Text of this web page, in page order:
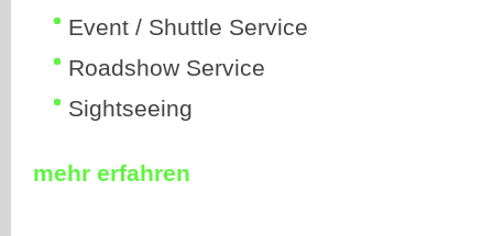
Event / Shuttle Service
Roadshow Service
Sightseeing
mehr erfahren